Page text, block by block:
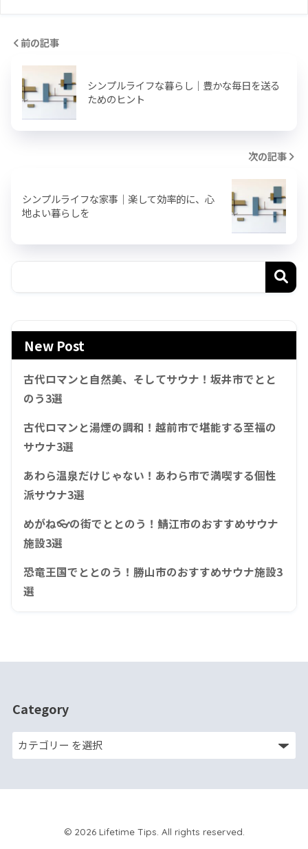
前の記事
シンプルライフな暮らし｜豊かな毎日を送る
ためのヒント
次の記事
シンプルライフな家事｜楽して効率的に、心
地よい暮らしを
New Post
古代ロマンと自然美、そしてサウナ！坂井市でとと
のう3選
古代ロマンと湯煙の調和！越前市で堪能する至福の
サウナ3選
あわら温泉だけじゃない！あわら市で満喫する個性
派サウナ3選
めがね👓の街でととのう！鯖江市のおすすめサウナ
施設3選
恐竜王国でととのう！勝山市のおすすめサウナ施設3
選
Category
© 2026 Lifetime Tips. All rights reserved.